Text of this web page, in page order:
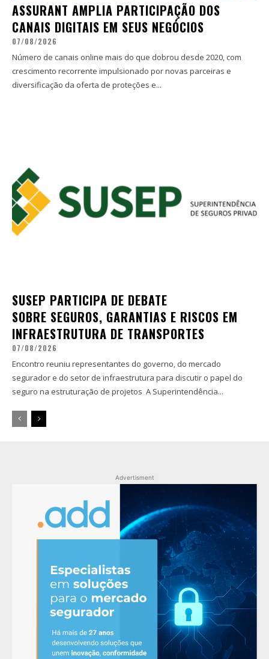
ASSURANT AMPLIA PARTICIPAÇÃO DOS
CANAIS DIGITAIS EM SEUS NEGÓCIOS
07/08/2026
Número de canais online mais do que dobrou desde 2020, com
crescimento recorrente impulsionado por novas parceiras e
diversificação da oferta de proteções e...
SUSEP PARTICIPA DE DEBATE
SOBRE SEGUROS, GARANTIAS E RISCOS EM
INFRAESTRUTURA DE TRANSPORTES
07/08/2026
Encontro reuniu representantes do governo, do mercado
segurador e do setor de infraestrutura para discutir o papel do
seguro na estruturação de projetos A Superintendência...
Advertisment